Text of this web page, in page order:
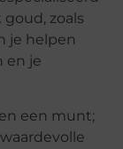
zoals
je helpen
en je
een munt;